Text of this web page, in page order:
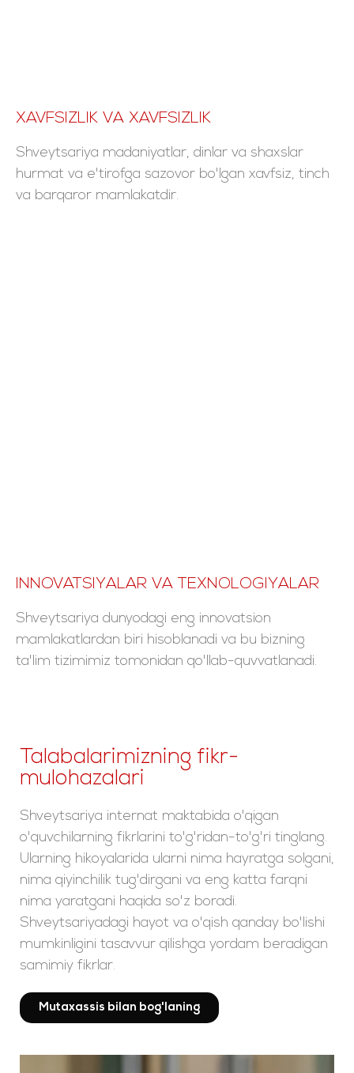
XAVFSIZLIK VA XAVFSIZLIK
Shveytsariya madaniyatlar, dinlar va shaxslar
hurmat va e'tirofga sazovor bo'lgan xavfsiz, tinch
va barqaror mamlakatdir.
INNOVATSIYALAR VA TEXNOLOGIYALAR
Shveytsariya dunyodagi eng innovatsion
mamlakatlardan biri hisoblanadi va bu bizning
ta'lim tizimimiz tomonidan qo'llab-quvvatlanadi.
Talabalarimizning fikr-
mulohazalari
Shveytsariya internat maktabida o'qigan
o'quvchilarning fikrlarini to'g'ridan-to'g'ri tinglang.
Ularning hikoyalarida ularni nima hayratga solgani,
nima qiyinchilik tug'dirgani va eng katta farqni
nima yaratgani haqida so'z boradi.
Shveytsariyadagi hayot va o'qish qanday bo'lishi
mumkinligini tasavvur qilishga yordam beradigan
samimiy fikrlar.
Mutaxassis bilan bog'laning